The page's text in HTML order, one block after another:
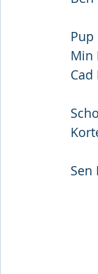
Pup
Min
Cad
Sen